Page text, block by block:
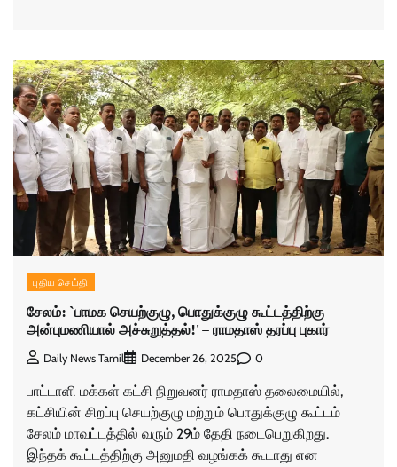
புதிய செய்தி
சேலம்: `பாமக செயற்குழு, பொதுக்குழு கூட்டத்திற்கு
அன்புமணியால் அச்சுறுத்தல்!' – ராமதாஸ் தரப்பு புகார்
Daily News Tamil December 26, 2025 0
பாட்டாளி மக்கள் கட்சி நிறுவனர் ராமதாஸ் தலைமையில்,
கட்சியின் சிறப்பு செயற்குழு மற்றும் பொதுக்குழு கூட்டம்
சேலம் மாவட்டத்தில் வரும் 29ம் தேதி நடைபெறுகிறது.
இந்தக் கூட்டத்திற்கு அனுமதி வழங்கக் கூடாது என